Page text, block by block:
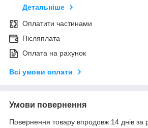
Детальніше
Оплатити частинами
Післяплата
Оплата на рахунок
Всі умови оплати
Умови повернення
Повернення товару впродовж 14 днів за